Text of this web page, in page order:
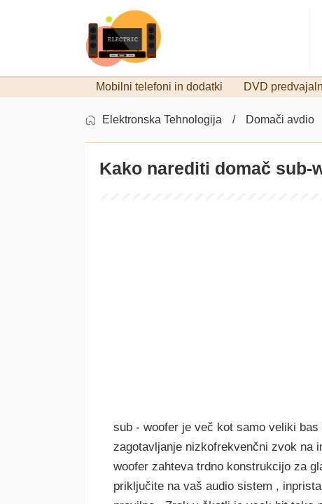
Mobilni telefoni in dodatki DVD
Elektronska Tehnologija Domači avdio
Kako narediti domač sub-
sub - woofer je več kot samo veliki
zagotavljanje nizkofrekvenčni zvok na
woofer zahteva trdno konstrukcijo za
priključite na vaš audio sistem ,